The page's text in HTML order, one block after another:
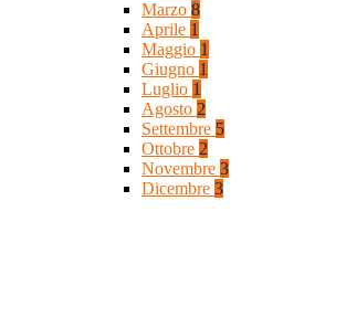
Marzo 8
Aprile 1
Maggio 1
Giugno 1
Luglio 1
Agosto 2
Settembre 5
Ottobre 2
Novembre 3
Dicembre 3